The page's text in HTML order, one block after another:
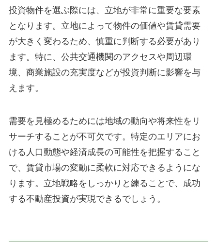
投資物件を選ぶ際には、立地が非常に重要な要素
となります。立地によって物件の価値や賃貸需要
が大きく変わるため、慎重に判断する必要があり
ます。特に、公共交通機関のアクセスや周辺環
境、商業施設の充実度などが投資判断に影響を与
えます。
需要を見極めるためには地域の動向や将来性をリ
サーチすることが不可欠です。特定のエリアにお
ける人口動態や経済成長の可能性を把握すること
で、賃貸市場の変動に柔軟に対応できるようにな
ります。立地戦略をしっかりと練ることで、成功
する不動産投資が実現できるでしょう。